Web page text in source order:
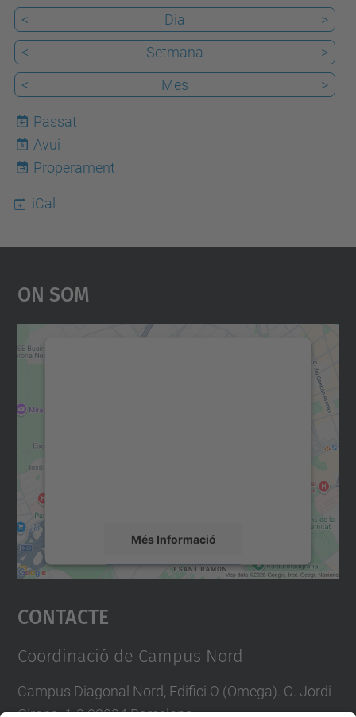
< Dia
>
<
Setmana
>
<
Mes >
Passat
6
Avui
Properament
iCal
On Som
Més Informació
Accepta
powered by
Contacte
Coordinació de Campus Nord
Campus Diagonal Nord, Edifici Ω (Omega). C. Jordi